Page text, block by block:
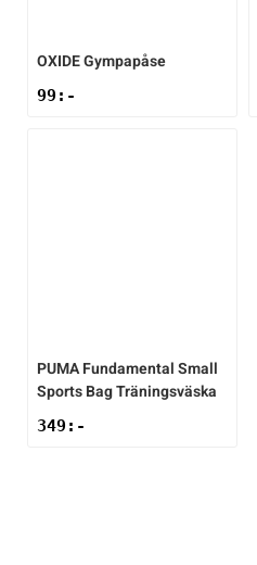
OXIDEGympapåse
99 :-
PUMAFundamental Small
Sports Bag Träningsväska
349 :-